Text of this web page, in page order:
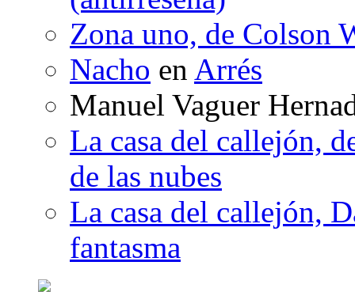
Zona uno, de Colson
Nacho en Arrés
Manuel Vaguer
La casa del callejón,
de las nubes
La casa del callejón,
fantasma